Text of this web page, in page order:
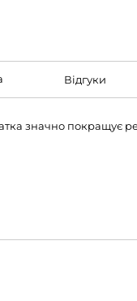
Відгуки
значно покращує